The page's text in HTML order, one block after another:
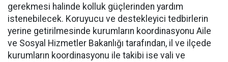
gerekmesi halinde kolluk güçlerinden yardım
istenebilecek. Koruyucu ve destekleyici tedbirlerin
yerine getirilmesinde kurumların koordinasyonu Aile
ve Sosyal Hizmetler Bakanlığı tarafından, il ve ilçede
kurumların koordinasyonu ile takibi ise vali ve